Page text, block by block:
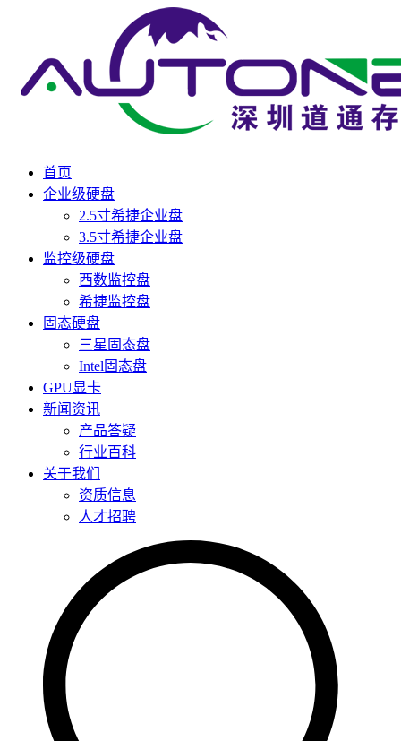
首页
企业级硬盘
2.5寸希捷企业盘
3.5寸希捷企业盘
监控级硬盘
西数监控盘
希捷监控盘
固态硬盘
三星固态盘
Intel固态盘
GPU显卡
新闻资讯
产品答疑
行业百科
关于我们
资质信息
人才招聘